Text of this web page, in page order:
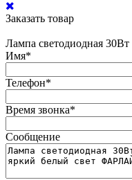
Заказать товар
Лампа светодиодная
Имя*
Телефон*
Время звонка*
Сообщение